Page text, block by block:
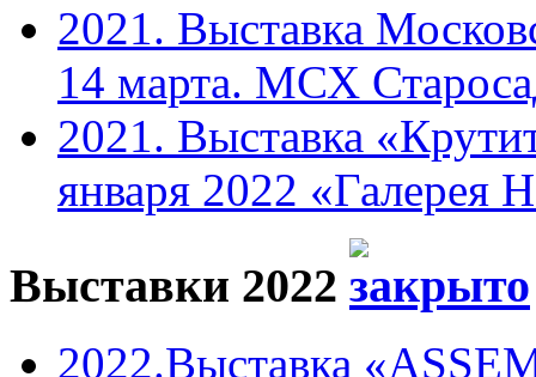
2021. Выставка
14 марта. МСХ
2021. Выставка
января 2022 «Галерея
Выставки 2022
2022.Выставка